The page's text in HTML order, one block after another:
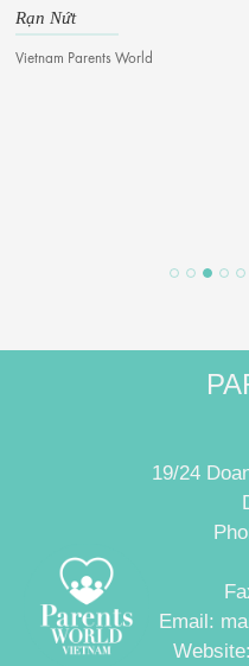
Rạn Nứt
Vietnam Parents World
19/24
Email: